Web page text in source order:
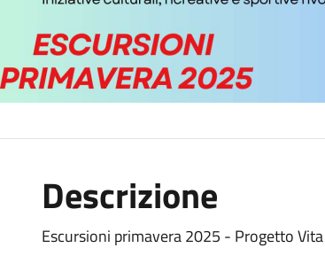
Descrizione
Escursioni primavera 2025 - Progetto